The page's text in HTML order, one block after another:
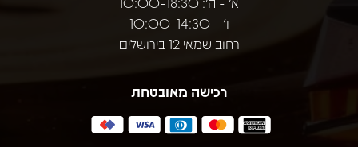
ו' - 10:00-14:30
רחוב שמאי 12 בירושלים
רכישה מאובטחת